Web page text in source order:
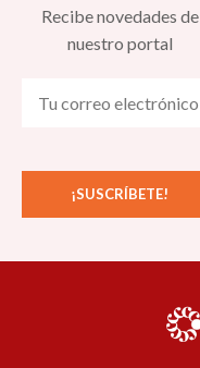
Recibe novedades de
nuestro portal